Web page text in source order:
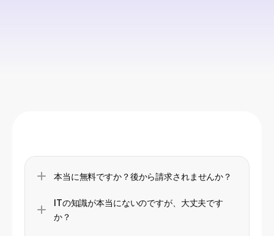
本当に無料ですか？後から請求されませんか？
ITの知識が本当にないのですが、大丈夫です
か？